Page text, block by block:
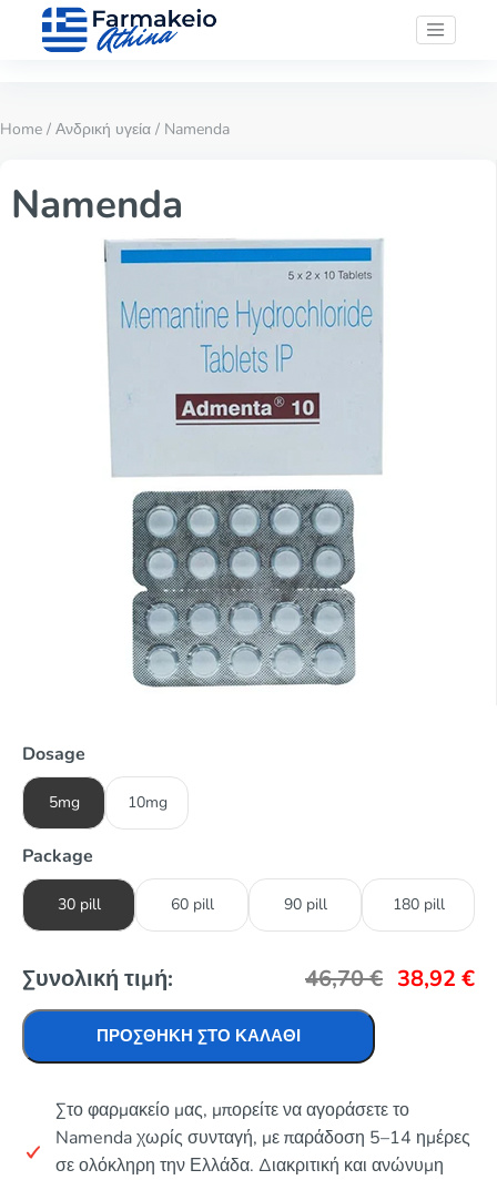
Home / Ανδρική υγεία / Namenda
Namenda
Dosage
5mg 10mg
Package
30 pill 60 pill 90 pill 180 pill
Συνολική τιμή: 46,70€ 38,92 €
ΠΡΟΣΘΉΚΗ ΣΤΟ ΚΑΛΆΘΙ
Στο φαρμακείο μας, μπορείτε να αγοράσετε το
Namenda χωρίς συνταγή, με παράδοση 5–14 ημέρες
σε ολόκληρη την Ελλάδα. Διακριτική και ανώνυμη